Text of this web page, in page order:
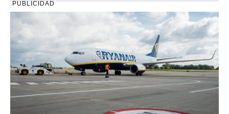
PUBLICIDAD